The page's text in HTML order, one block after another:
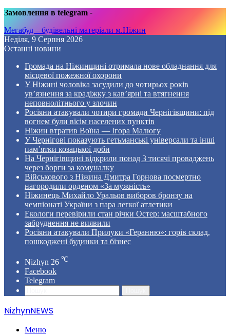
Замовлення в telegram -
Мегабуд – будівельні матеріали м.Ніжин
Неділя, 9 Серпня 2026
Останні новини
Громада на Ніжинщині отримала нове обладнання для
місцевої пожежної охорони
У Ніжині чоловіка засудили до чотирьох років
ув’язнення за крадіжку з кав’ярні та втягнення
неповнолітнього у злочин
Росіяни атакували чотири громади Чернігівщини: під
вогнем були вісім населених пунктів
Ніжин втратив Воїна — Ігора Малюгу
У Чернігові показують гетьманські універсали та інші
пам’ятки козацької доби
На Чернігівщині відкрили понад 3 тисячі проваджень
через борги за комуналку
Військового з Ніжина Дмитра Горнова посмертно
нагородили орденом «За мужність»
Ніжинець Михайло Уральов виборов бронзу на
чемпіонаті України з пара легкої атлетики
Екологи перевірили стан річки Остер: масштабного
забруднення не виявили
Росіяни атакували Прилуки «Геранню»: горів склад,
пошкоджені будинки та бізнес
Nizhyn 26 ℃
Facebook
Telegram
NizhynNEWS
Меню